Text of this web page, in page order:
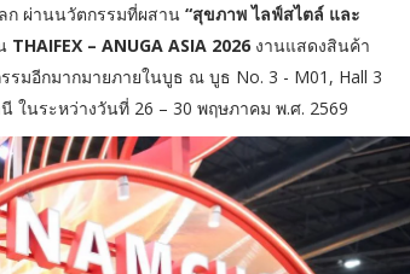
ก ผ่านนวัตกรรมที่ผสาน “สุขภาพ ไลฟ์สไตล์ และ
THAIFEX – ANUGA ASIA 2026 งานแสดงสินค้า
มอีกมากมายภายในบูธ ณ บูธ No. 3 - M01, Hall 3
ในระหว่างวันที่ 26 – 30 พฤษภาคม พ.ศ. 2569